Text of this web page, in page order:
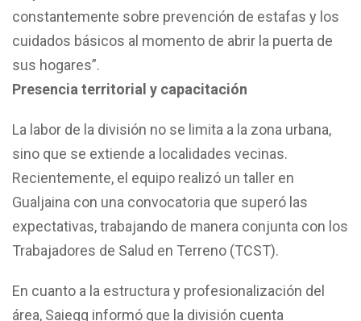
constantemente sobre prevención de estafas y los
cuidados básicos al momento de abrir la puerta de
sus hogares”.
Presencia territorial y capacitación
La labor de la división no se limita a la zona urbana,
sino que se extiende a localidades vecinas.
Recientemente, el equipo realizó un taller en
Gualjaina con una convocatoria que superó las
expectativas, trabajando de manera conjunta con los
Trabajadores de Salud en Terreno (TCST).
En cuanto a la estructura y profesionalización del
área, Saiegg informó que la división cuenta